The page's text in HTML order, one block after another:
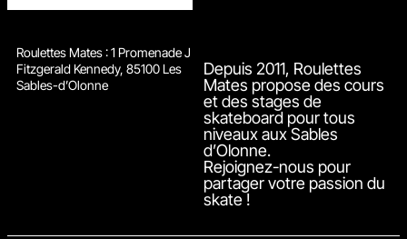
Depuis 2011, Roulettes
Mates propose des cours
et des stages de
skateboard pour tous
niveaux aux Sables
d’Olonne.
Rejoignez-nous pour
partager votre passion du
skate !
Roulettes Mates : 1 Promenade J
Fitzgerald Kennedy, 85100 Les
Sables-d’Olonne